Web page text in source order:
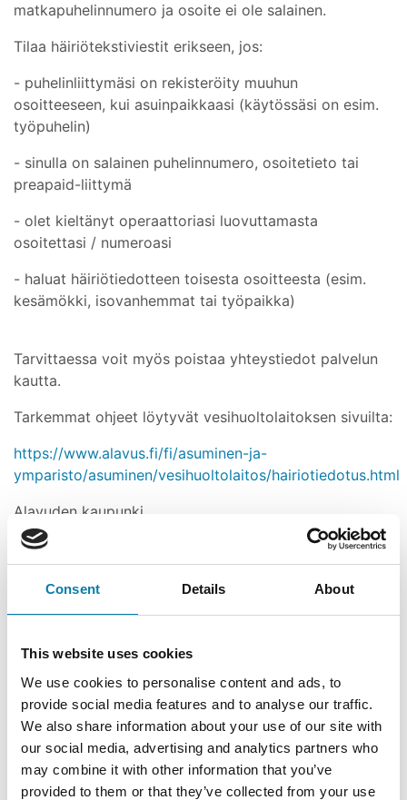
Consent Details About
This website uses cookies
We use cookies to personalise content and ads, to
provide social media features and to analyse our traffic.
We also share information about your use of our site with
our social media, advertising and analytics partners who
may combine it with other information that you’ve
provided to them or that they’ve collected from your use
matkapuhelinnumero ja osoite ei ole salainen.
Tilaa häiriötekstiviestit erikseen, jos:
- puhelinliittymäsi on rekisteröity muuhun
osoitteeseen, kui asuinpaikkaasi (käytössäsi on esim.
työpuhelin)
- sinulla on salainen puhelinnumero, osoitetieto tai
preapaid-liittymä
- olet kieltänyt operaattoriasi luovuttamasta
osoitettasi / numeroasi
- haluat häiriötiedotteen toisesta osoitteesta (esim.
kesämökki, isovanhemmat tai työpaikka)
Tarvittaessa voit myös poistaa yhteystiedot palvelun
kautta.
Tarkemmat ohjeet löytyvät vesihuoltolaitoksen sivuilta:
https://www.alavus.fi/fi/asuminen-ja-
ymparisto/asuminen/vesihuoltolaitos/hairiotiedotus.html
Alavuden kaupunki
Vesihuoltolaitos